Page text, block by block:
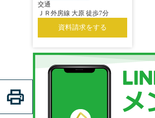
交通
ＪＲ外房線 大原 徒歩7分
資料請求をする